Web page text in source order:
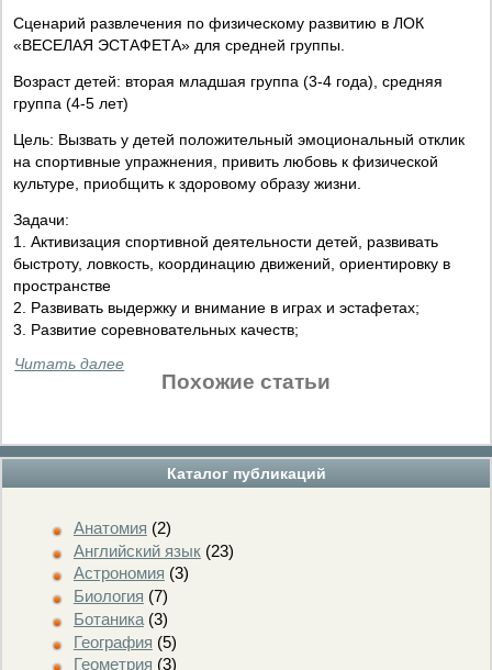
Каталог публикаций
Анатомия (2)
Английский язык(23)
Астрономия (3)
Биология (7)
Ботаника(3)
География (5)
Геометрия (3)
Сценарий развлечения по физическому развитию в ЛОК
«ВЕСЕЛАЯ ЭСТАФЕТА» для средней группы.
Возраст детей: вторая младшая группа (3-4 года), средняя
группа (4-5 лет)
Цель: Вызвать у детей положительный эмоциональный отклик
на спортивные упражнения, привить любовь к физической
культуре, приобщить к здоровому образу жизни.
Задачи:
1. Активизация спортивной деятельности детей, развивать
быстроту, ловкость, координацию движений, ориентировку в
пространстве
2. Развивать выдержку и внимание в играх и эстафетах;
3. Развитие соревновательных качеств;
Читать далее
Похожие статьи